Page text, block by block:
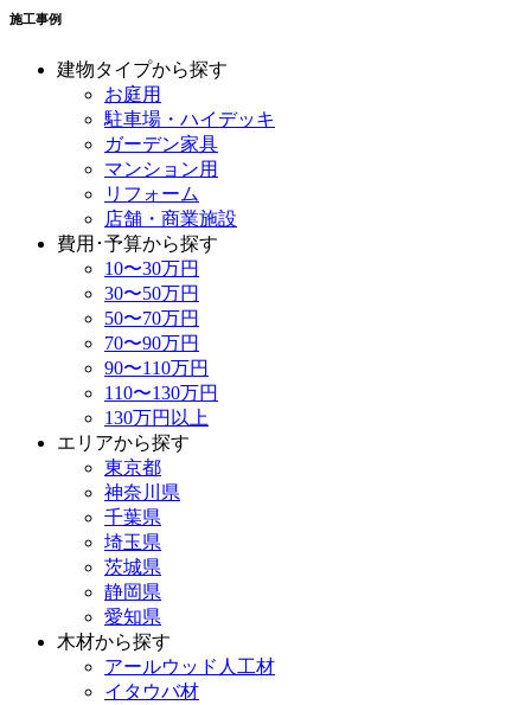
施工事例
建物タイプから探す
お庭用
駐車場・ハイデッキ
ガーデン家具
マンション用
リフォーム
店舗・商業施設
費用･予算から探す
10〜30万円
30〜50万円
50〜70万円
70〜90万円
90〜110万円
110〜130万円
130万円以上
エリアから探す
東京都
神奈川県
千葉県
埼玉県
茨城県
静岡県
愛知県
木材から探す
アールウッド人工材
イタウバ材